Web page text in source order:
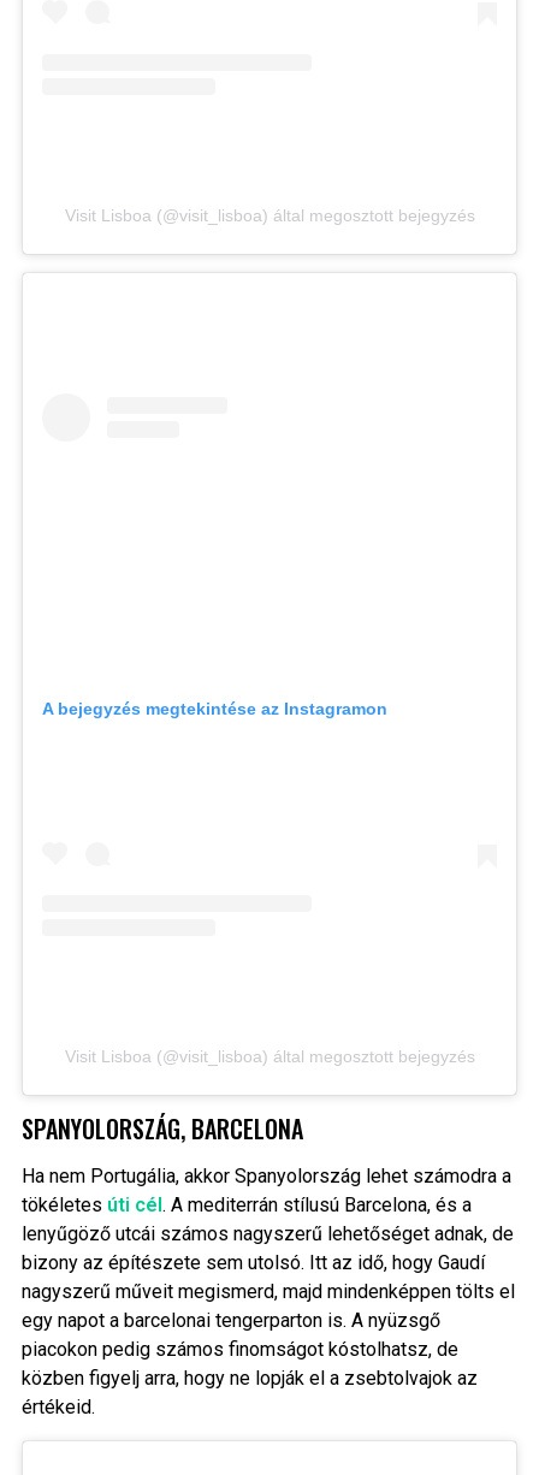
Visit Lisboa (@visit_lisboa) által megosztott bejegyzés
A bejegyzés megtekintése az Instagramon
Visit Lisboa (@visit_lisboa) által megosztott bejegyzés
SPANYOLORSZÁG, BARCELONA
Ha nem Portugália, akkor Spanyolország lehet számodra a
tökéletes úti cél . A mediterrán stílusú Barcelona, és a
lenyűgöző utcái számos nagyszerű lehetőséget adnak, de
bizony az építészete sem utolsó. Itt az idő, hogy Gaudí
nagyszerű műveit megismerd, majd mindenképpen tölts el
egy napot a barcelonai tengerparton is. A nyüzsgő
piacokon pedig számos finomságot kóstolhatsz, de
közben figyelj arra, hogy ne lopják el a zsebtolvajok az
értékeid.